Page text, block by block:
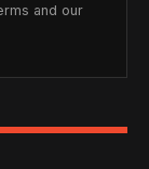
and our